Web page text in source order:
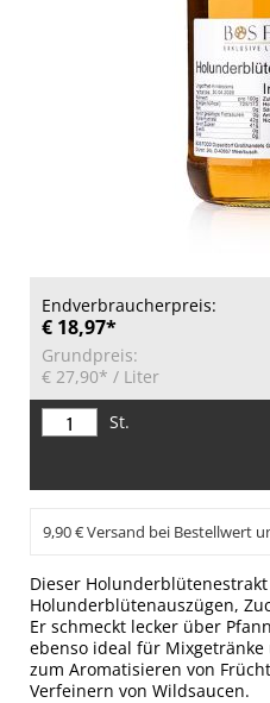
Endverbraucherpreis:
€ 18,97*
Grundpreis:
€ 27,90* / Liter
St.
9,90 € Versand bei Bestellwert
Dieser
Holunderblütenauszügen,
Er schmeckt lecker über
ebenso ideal für
zum Aromatisieren von
Verfeinern von Wildsaucen.